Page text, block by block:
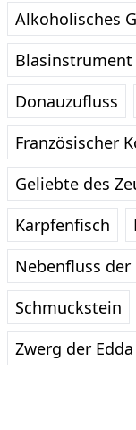
Alkoholisches
Blasinstrument
Donauzufluss
Französischer
Geliebte des
Karpfenfisch
Nebenfluss der
Schmuckstein
Zwerg der Edda